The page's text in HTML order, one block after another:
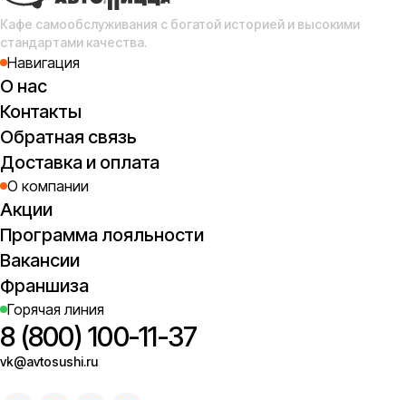
Кафе самообслуживания с богатой историей и высокими
стандартами качества.
Навигация
О нас
Контакты
Обратная связь
Доставка и оплата
О компании
Акции
Программа лояльности
Вакансии
Франшиза
Горячая линия
8 (800) 100-11-37
vk@avtosushi.ru